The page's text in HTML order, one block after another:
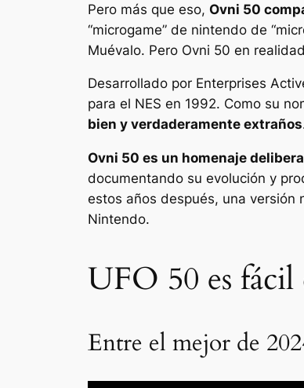
Pero más que eso, Ovni 50
“microgame” de nintendo de
Muévalo. Pero Ovni 50 en
Desarrollado por Enterprises
para el NES en 1992. Como su
bien y verdaderamente extraños
Ovni 50 es un homenaje
documentando su evolución y
estos años después, una versión
Nintendo.
UFO 50 es
Entre el mejor de